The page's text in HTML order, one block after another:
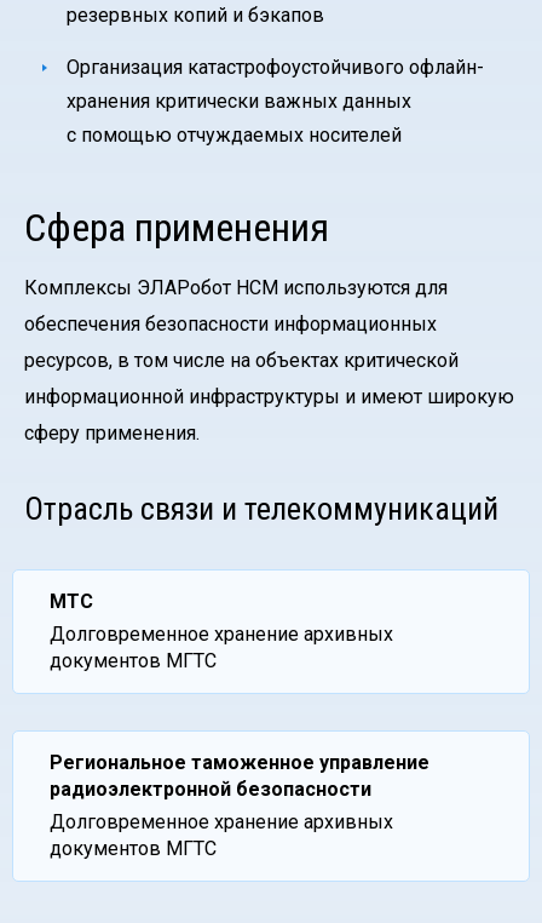
резервных копий и бэкапов
Организация катастрофоустойчивого офлайн-
хранения критически важных данных
с помощью отчуждаемых носителей
Сфера применения
Комплексы ЭЛАРобот НСМ используются для
обеспечения безопасности информационных
ресурсов, в том числе на объектах критической
информационной инфраструктуры и имеют широкую
сферу применения.
Отрасль связи и телекоммуникаций
МТС
Долговременное хранение архивных
документов МГТС
Региональное таможенное управление
радиоэлектронной безопасности
Долговременное хранение архивных
документов МГТС